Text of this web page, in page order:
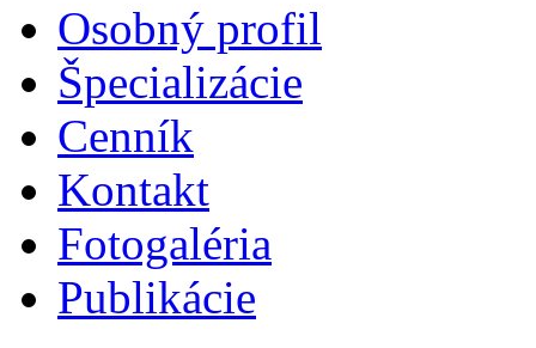
Osobný profil
Špecializácie
Cenník
Kontakt
Fotogaléria
Publikácie